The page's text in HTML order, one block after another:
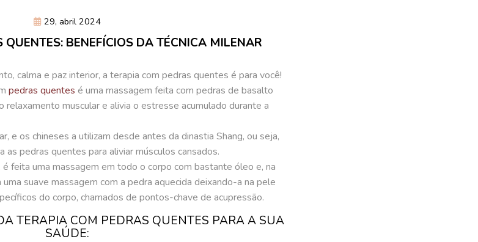
29, abril 2024
BENEFÍCIOS DA TÉCNICA MILENAR
calma e paz interior, a terapia com pedras quentes é para você!
pedras quentes é uma massagem feita com pedras de basalto
muscular e alivia o estresse acumulado durante a
e os chineses a utilizam desde antes da dinastia Shang, ou seja,
pedras quentes para aliviar músculos cansados.
é feita uma massagem em todo o corpo com bastante óleo e, na
suave massagem com a pedra aquecida deixando-a na pele
do corpo, chamados de pontos-chave de acupressão.
TERAPIA COM PEDRAS QUENTES PARA A SUA
SAÚDE: